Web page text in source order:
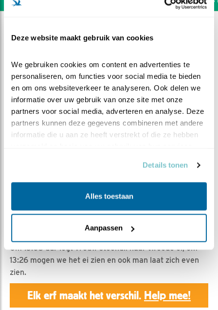
Deze website maakt gebruik van cookies
We gebruiken cookies om content en advertenties te
personaliseren, om functies voor social media te bieden
en om ons websiteverkeer te analyseren. Ook delen we
informatie over uw gebruik van onze site met onze
partners voor social media, adverteren en analyse. Deze
partners kunnen deze gegevens combineren met andere
informatie die u aan ze heeft verstrekt of die ze hebben
Details tonen
Alles toestaan
Aanpassen
Tweede ei steenuil
Geert | Geplaatst op 2 april 2019, 16:36 |
Bewaar dit filmpje|
1166x
Om 13:05 uur legt vrouw steenuil haar tweede ei, om
13:26 mogen we het ei zien en ook man laat zich even
zien.
Elk erf maakt het verschil. Help mee!